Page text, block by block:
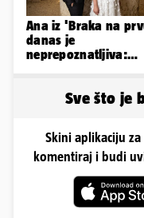
Ana iz 'Braka na
danas je
neprepoznatljiva:
Sve što je
Skini aplikaciju
komentiraj i budi